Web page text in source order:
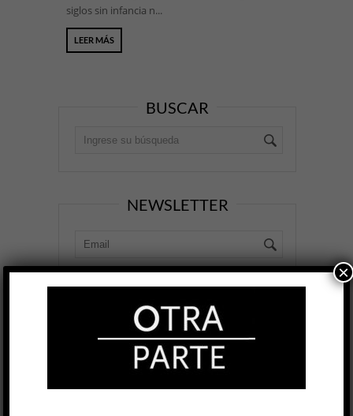
siglos sin infancia n...
LEER MÁS
BUSCAR
NEWSLETTER
EDICIÓN IMPRESA
×